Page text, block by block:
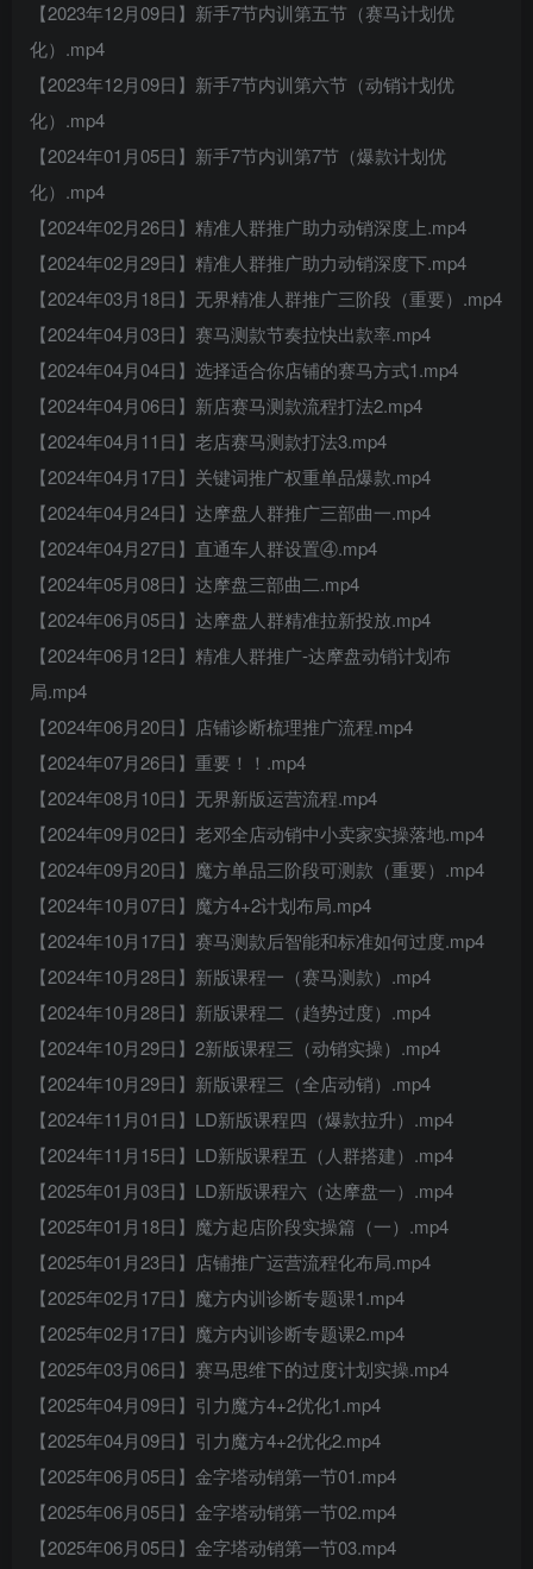
【2023年12月09日】新手7节内训第五节（赛马计划优
化）.mp4
【2023年12月09日】新手7节内训第六节（动销计划优
化）.mp4
【2024年01月05日】新手7节内训第7节（爆款计划优
化）.mp4
【2024年02月26日】精准人群推广助力动销深度上.mp4
【2024年02月29日】精准人群推广助力动销深度下.mp4
【2024年03月18日】无界精准人群推广三阶段（重要）.mp4
【2024年04月03日】赛马测款节奏拉快出款率.mp4
【2024年04月04日】选择适合你店铺的赛马方式1.mp4
【2024年04月06日】新店赛马测款流程打法2.mp4
【2024年04月11日】老店赛马测款打法3.mp4
【2024年04月17日】关键词推广权重单品爆款.mp4
【2024年04月24日】达摩盘人群推广三部曲一.mp4
【2024年04月27日】直通车人群设置④.mp4
【2024年05月08日】达摩盘三部曲二.mp4
【2024年06月05日】达摩盘人群精准拉新投放.mp4
【2024年06月12日】精准人群推广-达摩盘动销计划布
局.mp4
【2024年06月20日】店铺诊断梳理推广流程.mp4
【2024年07月26日】重要！！.mp4
【2024年08月10日】无界新版运营流程.mp4
【2024年09月02日】老邓全店动销中小卖家实操落地.mp4
【2024年09月20日】魔方单品三阶段可测款（重要）.mp4
【2024年10月07日】魔方4+2计划布局.mp4
【2024年10月17日】赛马测款后智能和标准如何过度.mp4
【2024年10月28日】新版课程一（赛马测款）.mp4
【2024年10月28日】新版课程二（趋势过度）.mp4
【2024年10月29日】2新版课程三（动销实操）.mp4
【2024年10月29日】新版课程三（全店动销）.mp4
【2024年11月01日】LD新版课程四（爆款拉升）.mp4
【2024年11月15日】LD新版课程五（人群搭建）.mp4
【2025年01月03日】LD新版课程六（达摩盘一）.mp4
【2025年01月18日】魔方起店阶段实操篇（一）.mp4
【2025年01月23日】店铺推广运营流程化布局.mp4
【2025年02月17日】魔方内训诊断专题课1.mp4
【2025年02月17日】魔方内训诊断专题课2.mp4
【2025年03月06日】赛马思维下的过度计划实操.mp4
【2025年04月09日】引力魔方4+2优化1.mp4
【2025年04月09日】引力魔方4+2优化2.mp4
【2025年06月05日】金字塔动销第一节01.mp4
【2025年06月05日】金字塔动销第一节02.mp4
【2025年06月05日】金字塔动销第一节03.mp4